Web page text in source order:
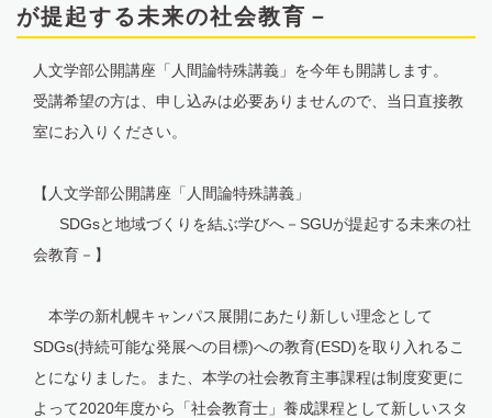
が提起する未来の社会教育－
人文学部公開講座「人間論特殊講義」を今年も開講します。
受講希望の方は、申し込みは必要ありませんので、当日直接教
室にお入りください。
【人文学部公開講座「人間論特殊講義」
SDGsと地域づくりを結ぶ学びへ－SGUが提起する未来の社
会教育－】
本学の新札幌キャンパス展開にあたり新しい理念として
SDGs(持続可能な発展への目標)への教育(ESD)を取り入れるこ
とになりました。また、本学の社会教育主事課程は制度変更に
よって2020年度から「社会教育士」養成課程として新しいスタ